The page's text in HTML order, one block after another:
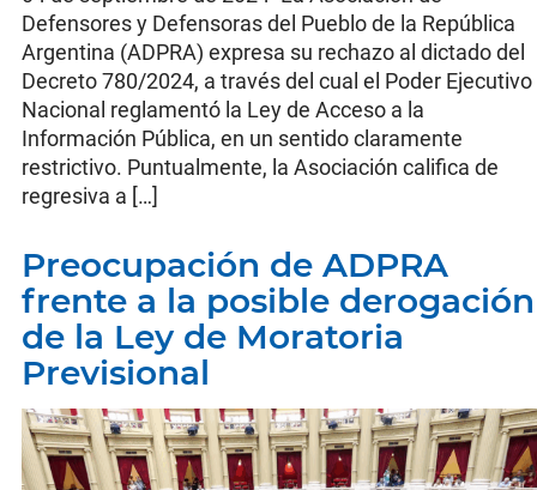
Defensores y Defensoras del Pueblo de la República
Argentina (ADPRA) expresa su rechazo al dictado del
Decreto 780/2024, a través del cual el Poder Ejecutivo
Nacional reglamentó la Ley de Acceso a la
Información Pública, en un sentido claramente
restrictivo. Puntualmente, la Asociación califica de
regresiva a […]
Preocupación de ADPRA
frente a la posible derogación
de la Ley de Moratoria
Previsional